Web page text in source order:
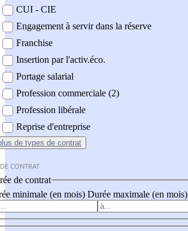
CUI - CIE
Engagement à servir dans la réserve
Franchise
Insertion par l'activ.éco.
Portage salarial
Profession commerciale (2)
Profession libérale
Reprise d'entreprise
de types de contrat
CONTRAT
de contrat
minimale (en mois) Durée maximale (en mois)